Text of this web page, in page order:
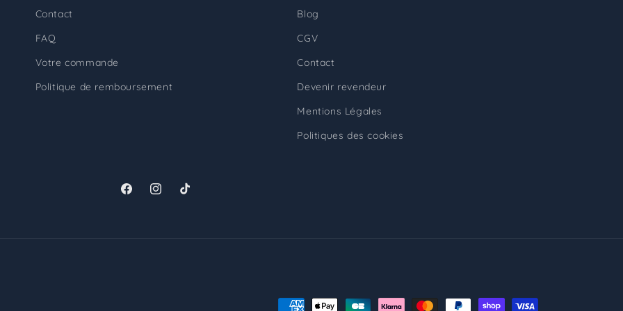
Contact
FAQ
Votre commande
Politique de remboursement
Blog
CGV
Contact
Devenir revendeur
Mentions Légales
Politiques des cookies
FacebookInstagram
TikTok
Moyens